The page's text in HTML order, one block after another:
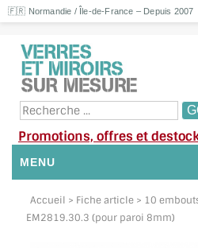
🇫🇷 Normandie / Île-de-France – Depuis 2007
Promotions, offres et
MENU
NOUS CONTACTER
Accueil > Fiche article > 10
EM2819.30.3 (pour paroi 8mm)